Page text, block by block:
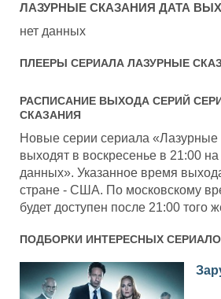
ЛАЗУРНЫЕ СКАЗАНИЯ ДАТА
нет данных
ПЛЕЕРЫ СЕРИАЛА ЛАЗУРНЫЕ
РАСПИСАНИЕ ВЫХОДА СЕРИЙ
СКАЗАНИЯ
Новые серии сериала «Лазурные
выходят в воскресенье в 21:00 на
данных». Указанное время
стране - США. По московскому
будет доступен после 21:00 того
ПОДБОРКИ ИНТЕРЕСНЫХ